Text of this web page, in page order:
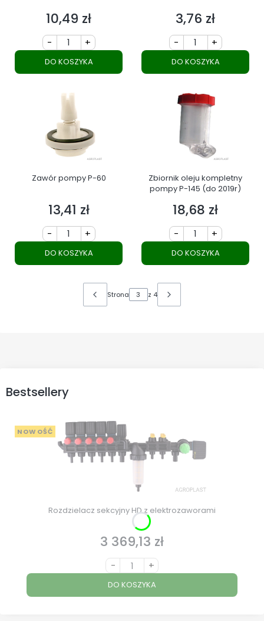
Cena
10,49 zł
- +
DO KOSZYKA
Cena
3,76 zł
- +
DO KOSZYKA
Zawór pompy P-60
Cena
13,41 zł
- +
DO KOSZYKA
Zbiornik oleju kompletny
pompy P-145 (do 2019r)
Cena
18,68 zł
- +
DO KOSZYKA
Strona z 4
Bestsellery
NOWOŚĆ
Rozdzielacz sekcyjny HD z elektrozaworami
Cena
3 369,13 zł
- +
DO KOSZYKA